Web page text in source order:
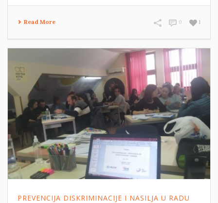
Read More 1
0
PREVENCIJA DISKRIMINACIJE I NASILJA U RADU